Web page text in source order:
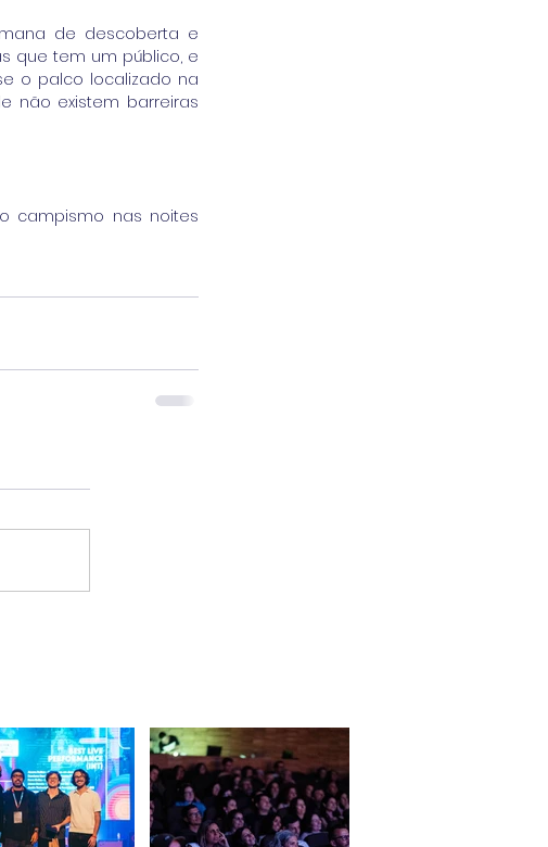
de descoberta e
que tem um público, e
o palco localizado na
não existem barreiras
campismo nas noites